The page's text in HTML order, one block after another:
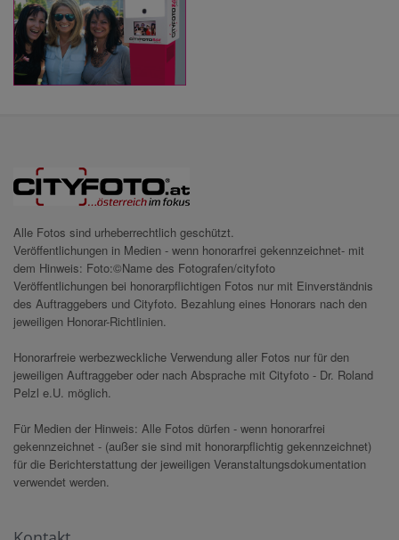
Alle Fotos sind urheberrechtlich geschützt.
Veröffentlichungen in Medien - wenn honorarfrei gekennzeichnet- mit
dem Hinweis: Foto:©Name des Fotografen/cityfoto
Veröffentlichungen bei honorarpflichtigen Fotos nur mit Einverständnis
des Auftraggebers und Cityfoto. Bezahlung eines Honorars nach den
jeweiligen Honorar-Richtlinien.
Honorarfreie werbezweckliche Verwendung aller Fotos nur für den
jeweiligen Auftraggeber oder nach Absprache mit Cityfoto - Dr. Roland
Pelzl e.U. möglich.
Für Medien der Hinweis: Alle Fotos dürfen - wenn honorarfrei
gekennzeichnet - (außer sie sind mit honorarpflichtig gekennzeichnet)
für die Berichterstattung der jeweiligen Veranstaltungsdokumentation
verwendet werden.